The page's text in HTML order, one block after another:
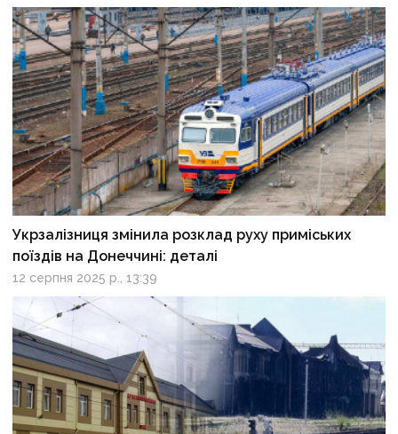
Укрзалізниця змінила розклад руху приміських
поїздів на Донеччині: деталі
12 серпня 2025 р., 13:39